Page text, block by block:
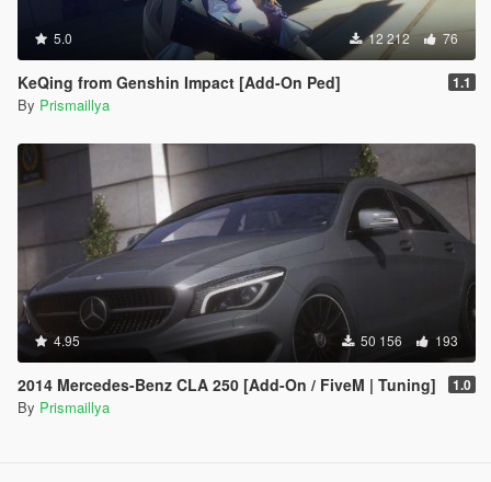
5.0 12 212 76
KeQing from Genshin Impact [Add-On Ped] 1.1
By Prismaillya
4.95 50 156 193
2014 Mercedes-Benz CLA 250 [Add-On / FiveM | Tuning] 1.0
By Prismaillya